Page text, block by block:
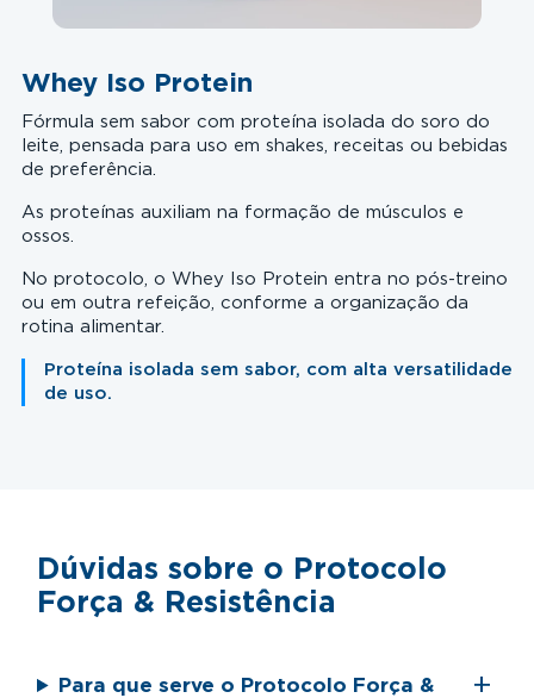
Whey Iso Protein
Fórmula sem sabor com proteína isolada do soro do
leite, pensada para uso em shakes, receitas ou bebidas
de preferência.
As proteínas auxiliam na formação de músculos e
ossos.
No protocolo, o Whey Iso Protein entra no pós-treino
ou em outra refeição, conforme a organização da
rotina alimentar.
Proteína isolada sem sabor, com alta versatilidade
de uso.
Dúvidas sobre o Protocolo
Força & Resistência
Para que serve o Protocolo Força &